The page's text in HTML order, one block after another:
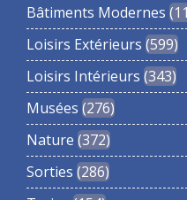
Bâtiments Modernes
Loisirs Extérieurs 599
Loisirs Intérieurs 343
Musées 276
Nature 372
Sorties 286